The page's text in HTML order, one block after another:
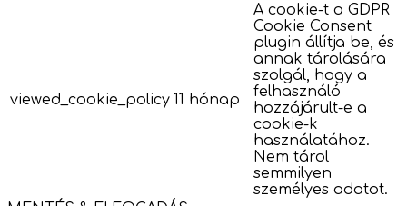
viewed_cookie_policy 11 hónap
A cookie-t a GDPR
Cookie Consent
plugin állítja be, és
annak tárolására
szolgál, hogy a
felhasználó
hozzájárult-e a
cookie-k
használatához.
Nem tárol
semmilyen
személyes adatot.